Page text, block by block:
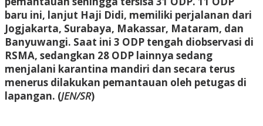
baru ini, lanjut Haji Didi, memiliki perjalanan dari
Jogjakarta, Surabaya, Makassar, Mataram, dan
Banyuwangi. Saat ini 3 ODP tengah diobservasi di
RSMA, sedangkan 28 ODP lainnya sedang
menjalani karantina mandiri dan secara terus
menerus dilakukan pemantauan oleh petugas di
lapangan. (JEN/SR)